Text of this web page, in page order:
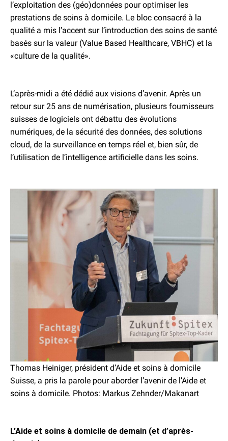
l’exploitation des (géo)données pour optimiser les
prestations de soins à domicile. Le bloc consacré à la
qualité a mis l’accent sur l’introduction des soins de santé
basés sur la valeur (Value Based Healthcare, VBHC) et la
«culture de la qualité».
L’après-midi a été dédié aux visions d’avenir. Après un
retour sur 25 ans de numérisation, plusieurs fournisseurs
suisses de logiciels ont débattu des évolutions
numériques, de la sécurité des données, des solutions
cloud, de la surveillance en temps réel et, bien sûr, de
l’utilisation de l’intelligence artificielle dans les soins.
Thomas Heiniger, président d’Aide et soins à domicile
Suisse, a pris la parole pour aborder l’avenir de l’Aide et
soins à domicile. Photos: Markus Zehnder/Makanart
L’Aide et soins à domicile de demain (et d’après-